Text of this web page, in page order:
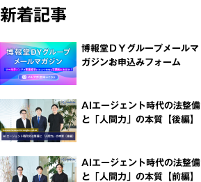
新着記事
博報堂ＤＹグループメールマ
ガジンお申込みフォーム
AIエージェント時代の法整備
と「人間力」の本質【後編】
AIエージェント時代の法整備
と「人間力」の本質【前編】